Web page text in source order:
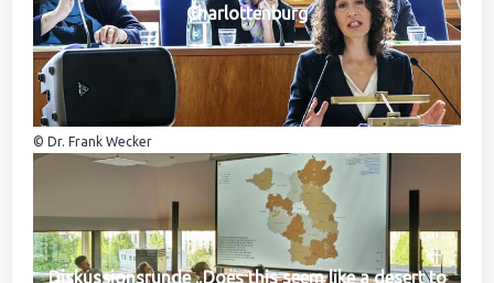
Charlottenburg
© Dr. Frank Wecker
Diskussionsrunde „Does this seem like a desert to